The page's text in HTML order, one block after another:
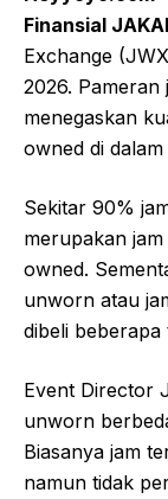
Finansial
Exchange
2026. Pameran
menegaskan
owned di dalam
Sekitar 90%
merupakan
owned.
unworn atau
dibeli
Event Director
unworn
Biasanya jam
namun tidak